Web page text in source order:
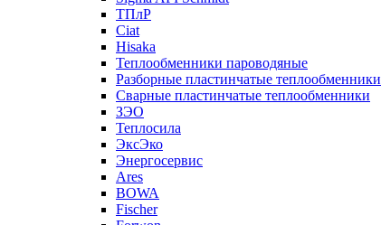
ТПлР
Ciat
Hisaka
Теплообменники пароводяные
Разборные пластинчатые теплообменники
Сварные пластинчатые теплообменники
ЗЭО
Теплосила
ЭксЭко
Энергосервис
Ares
BOWA
Fischer